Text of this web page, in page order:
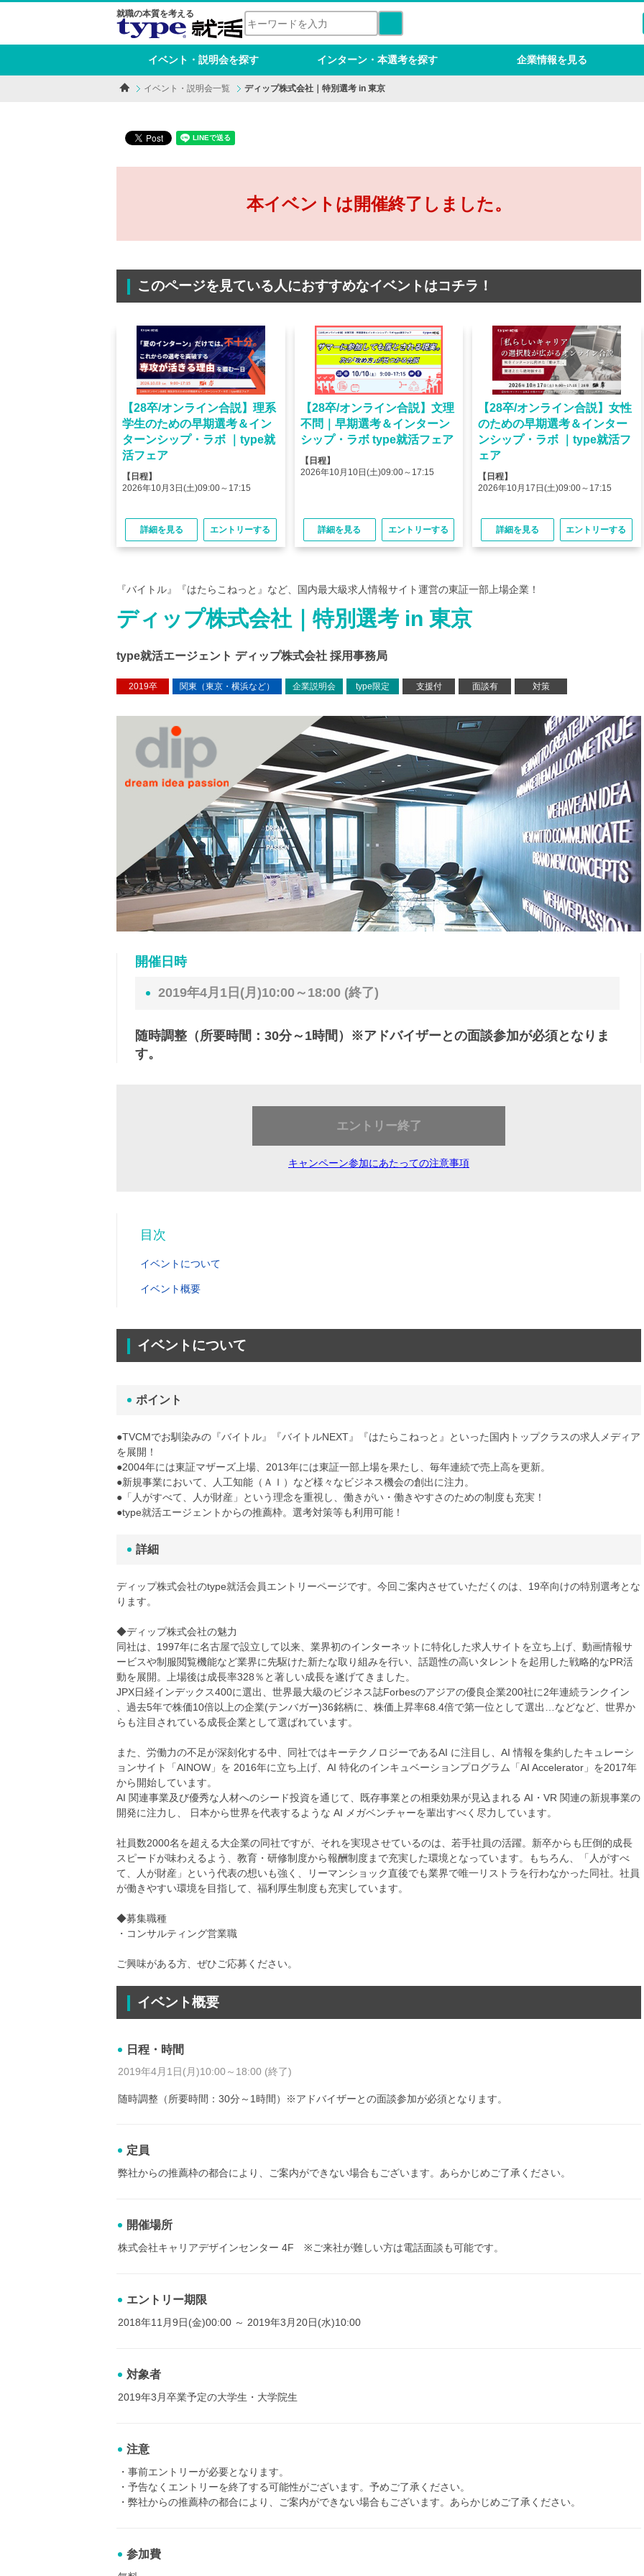
就職の本質を考える
イベント・説明会を探す インターン・本選考を探す 企業情報を見る
イベント・説明会一覧 ディップ株式会社｜特別選考 in 東京
本イベントは開催終了しました。
このページを見ている人におすすめなイベントはコチラ！
【28卒/オンライン合説】理系
学生のための早期選考＆イン
ターンシップ・ラボ ｜type就
活フェア
【日程】
2026年10月3日(土)09:00～17:15
詳細を見る エントリーする
【28卒/オンライン合説】文理
不問｜早期選考＆インターン
シップ・ラボ type就活フェア
【日程】
2026年10月10日(土)09:00～17:15
詳細を見る エントリーする
【28卒/オンライン合説】女性
のための早期選考＆インター
ンシップ・ラボ ｜type就活フ
ェア
【日程】
2026年10月17日(土)09:00～17:15
詳細を見る エントリーする
『バイトル』『はたらこねっと』など、国内最大級求人情報サイト運営の東証一部上場企業！
ディップ株式会社｜特別選考 in 東京
type就活エージェント ディップ株式会社 採用事務局
2019卒 関東（東京・横浜など） 企業説明会 type限定 支援付 面談有 対策
開催日時
2019年4月1日(月)10:00～18:00 (終了)
随時調整（所要時間：30分～1時間）※アドバイザーとの面談参加が必須となりま
す。
エントリー終了
キャンペーン参加にあたっての注意事項
目次
イベントについて
イベント概要
イベントについて
ポイント
●TVCMでお馴染みの『バイトル』『バイトルNEXT』『はたらこねっと』といった国内トップクラスの求人メディア
を展開！
●2004年には東証マザーズ上場、2013年には東証一部上場を果たし、毎年連続で売上高を更新。
●新規事業において、人工知能（ＡＩ）など様々なビジネス機会の創出に注力。
●「人がすべて、人が財産」という理念を重視し、働きがい・働きやすさのための制度も充実！
●type就活エージェントからの推薦枠。選考対策等も利用可能！
詳細
ディップ株式会社のtype就活会員エントリーページです。今回ご案内させていただくのは、19卒向けの特別選考とな
ります。
◆ディップ株式会社の魅力
同社は、1997年に名古屋で設立して以来、業界初のインターネットに特化した求人サイトを立ち上げ、動画情報サ
ービスや制服閲覧機能など業界に先駆けた新たな取り組みを行い、話題性の高いタレントを起用した戦略的なPR活
動を展開。上場後は成長率328％と著しい成長を遂げてきました。
JPX日経インデックス400に選出、世界最大級のビジネス誌Forbesのアジアの優良企業200社に2年連続ランクイン
、過去5年で株価10倍以上の企業(テンバガー)36銘柄に、株価上昇率68.4倍で第一位として選出…などなど、世界か
らも注目されている成長企業として選ばれています。
また、労働力の不足が深刻化する中、同社ではキーテクノロジーであるAI に注目し、AI 情報を集約したキュレーシ
ョンサイト「AINOW」を 2016年に立ち上げ、AI 特化のインキュベーションプログラム「AI Accelerator」を2017年
から開始しています。
AI 関連事業及び優秀な人材へのシード投資を通じて、既存事業との相乗効果が見込まれる AI・VR 関連の新規事業の
開発に注力し、 日本から世界を代表するような AI メガベンチャーを輩出すべく尽力しています。
社員数2000名を超える大企業の同社ですが、それを実現させているのは、若手社員の活躍。新卒からも圧倒的成長
スピードが味わえるよう、教育・研修制度から報酬制度まで充実した環境となっています。もちろん、「人がすべ
て、人が財産」という代表の想いも強く、リーマンショック直後でも業界で唯一リストラを行わなかった同社。社員
が働きやすい環境を目指して、福利厚生制度も充実しています。
◆募集職種
・コンサルティング営業職
ご興味がある方、ぜひご応募ください。
イベント概要
日程・時間
2019年4月1日(月)10:00～18:00 (終了)
随時調整（所要時間：30分～1時間）※アドバイザーとの面談参加が必須となります。
定員
弊社からの推薦枠の都合により、ご案内ができない場合もございます。あらかじめご了承ください。
開催場所
株式会社キャリアデザインセンター 4F ※ご来社が難しい方は電話面談も可能です。
エントリー期限
2018年11月9日(金)00:00 ～ 2019年3月20日(水)10:00
対象者
2019年3月卒業予定の大学生・大学院生
注意
・事前エントリーが必要となります。
・予告なくエントリーを終了する可能性がございます。予めご了承ください。
・弊社からの推薦枠の都合により、ご案内ができない場合もございます。あらかじめご了承ください。
参加費